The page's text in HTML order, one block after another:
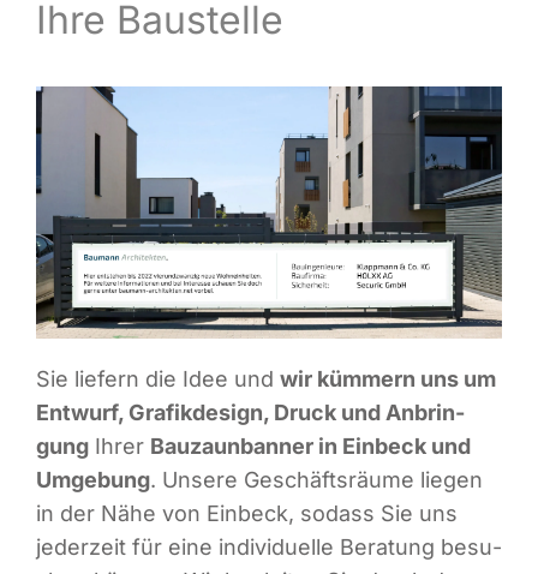
Infor­ma­ti­ves
Ihre Baustelle
Sie lie­fern die Idee und wir küm­mern uns um
Ent­wurf, Gra­fik­de­sign, Druck und Anbrin­
gungIhrer Bau­zaun­ban­ner in Ein­beck und
Umge­bung. Unse­re Geschäfts­räu­me lie­gen
in der Nähe von Ein­beck, sodass Sie uns
jeder­zeit für eine indi­vi­du­el­le Bera­tung besu­